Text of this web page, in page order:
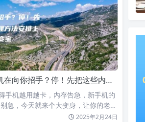
招手？停！先把这些内存清理方法安排上，老手机立马变宝
手机越用越卡，内存告急，新手机的
急，今天就来个大变身，让你的老手
2025年2月24日